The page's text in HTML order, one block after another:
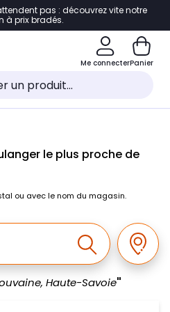
navigation
de page
pas : découvrez vite notre
à prix bradés.
Me connecterPanier
le plus proche de
ou avec le nom du magasin.
ou Ville & Pays
Effectuer la
Haute-Savoie"